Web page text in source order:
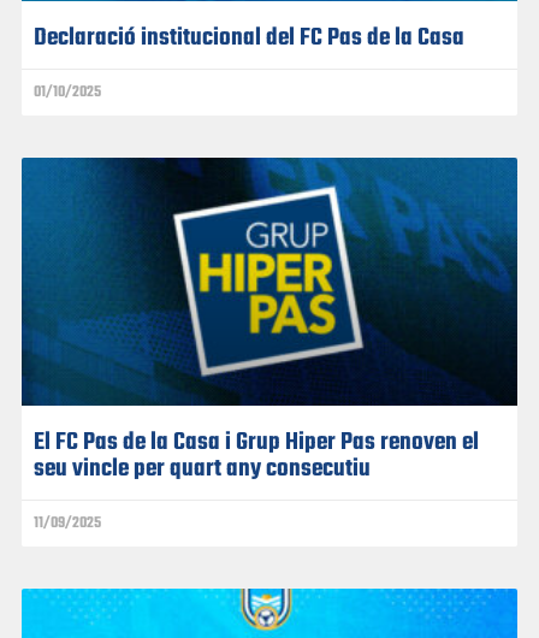
Declaració institucional del FC Pas de la Casa
01/10/2025
El FC Pas de la Casa i Grup Hiper Pas renoven el
seu vincle per quart any consecutiu
11/09/2025